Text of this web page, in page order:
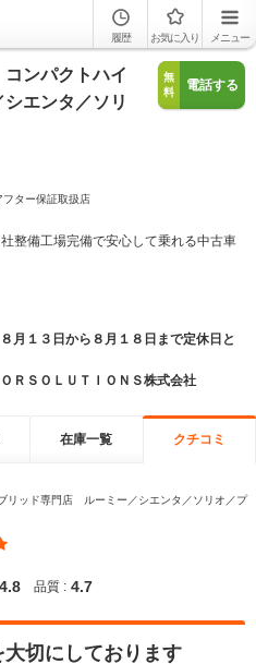
履歴 お気に入り メニュー
ンパクトハイ
エンタ／ソリ
無
料
電話する
フター保証取扱店
社整備工場完備で安心して乗れる中古車
月１３日から８月１８日まで定休日と
ＲＳＯＬＵＴＩＯＮＳ株式会社
在庫一覧 クチコミ
リッド専門店 ルーミー／シエンタ／ソリオ／プ
4.8 品質 : 4.7
切にしております